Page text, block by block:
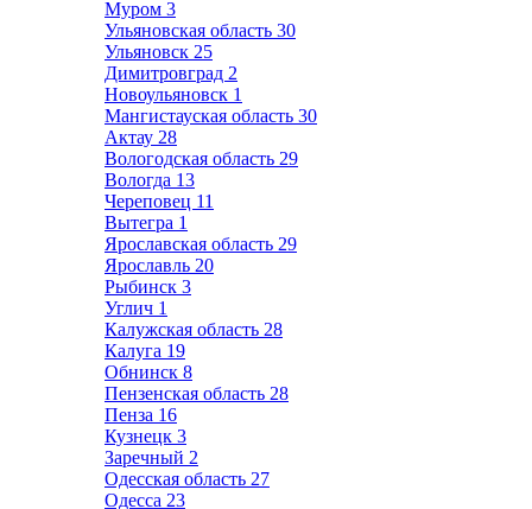
Муром 3
Ульяновская область 30
Ульяновск 25
Димитровград 2
Новоульяновск 1
Мангистауская область 30
Актау 28
Вологодская область 29
Вологда 13
Череповец 11
Вытегра 1
Ярославская область 29
Ярославль 20
Рыбинск 3
Углич 1
Калужская область 28
Калуга 19
Обнинск 8
Пензенская область 28
Пенза 16
Кузнецк 3
Заречный 2
Одесская область 27
Одесса 23